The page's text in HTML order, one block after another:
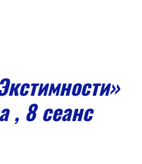
, 8 сеанс